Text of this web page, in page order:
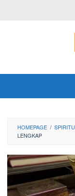
HOMEPAGE /
LENGKAP